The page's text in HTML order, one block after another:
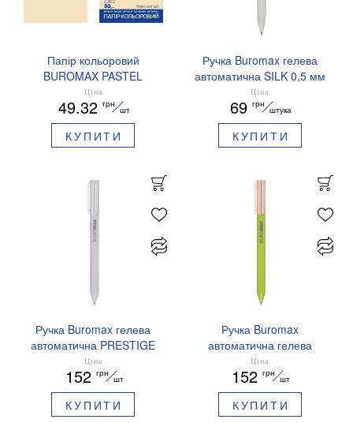
Папір кольоровий
BUROMAX PASTEL
EUROMAX 20 арк А4 80 г/
мс BM.2721220E-08
Ціна
49.32 грн
шт
КУПИТИ
Ручка Buromax гелева
автоматична SILK 0,5 мм
сині чорнила BM.83100
Ціна
69 грн
штука
КУПИТИ
Ручка Buromax гелева
автоматична PRESTIGE
SILVER 0,5 мм сині
чорнила BM.83102
Ціна
152 грн
шт
КУПИТИ
Ручка Buromax
автоматична гелева
PRESTIGE GOLD 0,5 мм
сині чорнила BM.83101
Ціна
152 грн
шт
КУПИТИ